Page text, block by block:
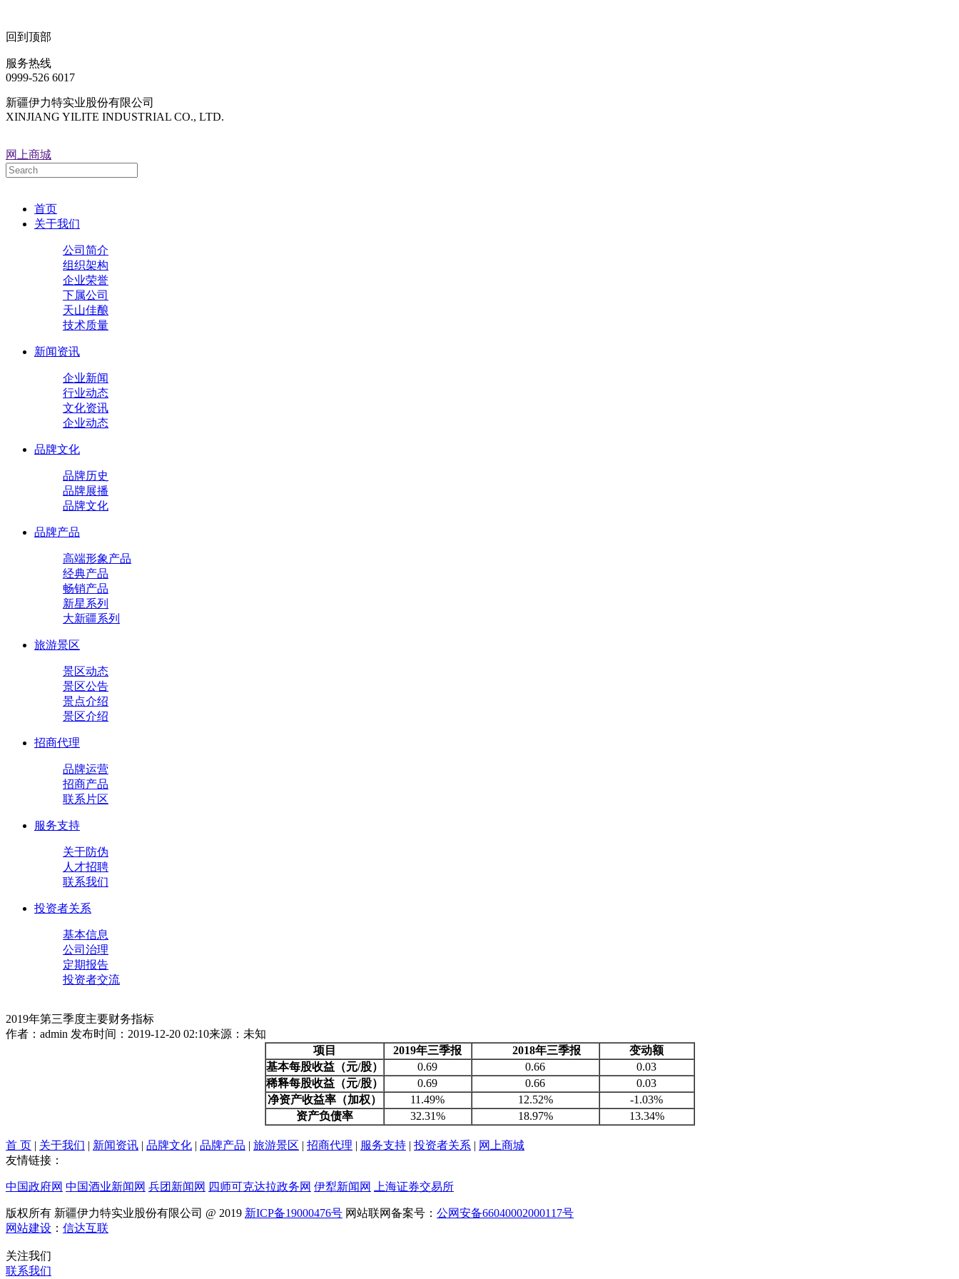
回到顶部
服务热线
0999-526 6017
新疆伊力特实业股份有限公司
XINJIANG YILITE INDUSTRIAL CO., LTD.
网上商城
首页
关于我们
公司简介
组织架构
企业荣誉
下属公司
天山佳酿
技术质量
新闻资讯
企业新闻
行业动态
文化资讯
企业动态
品牌文化
品牌历史
品牌展播
品牌文化
品牌产品
高端形象产品
经典产品
畅销产品
新星系列
大新疆系列
旅游景区
景区动态
景区公告
景点介绍
景区介绍
招商代理
品牌运营
招商产品
联系片区
服务支持
关于防伪
人才招聘
联系我们
投资者关系
基本信息
公司治理
定期报告
投资者交流
2019年第三季度主要财务指标
作者：admin 发布时间：2019-12-20 02:10来源：未知
项目
2019年三季报 2018年三季报
变动额
基本每股收益（元/股）
0.69 0.66
0.03
稀释每股收益（元/股）
0.69 0.66
0.03
净资产收益率（加权）
11.49% 12.52%
-1.03%
资产负债率
32.31% 18.97% 13.34%
首 页 | 关于我们 | 新闻资讯 | 品牌文化 | 品牌产品 | 旅游景区 | 招商代理 | 服务支持 | 投资者关系 | 网上商城
友情链接：
中国政府网 中国酒业新闻网 兵团新闻网 四师可克达拉政务网 伊犁新闻网 上海证券交易所
版权所有 新疆伊力特实业股份有限公司 @ 2019 新ICP备19000476号 网站联网备案号： 公网安备66040002000117号
网站建设 ： 信达互联
关注我们
联系我们